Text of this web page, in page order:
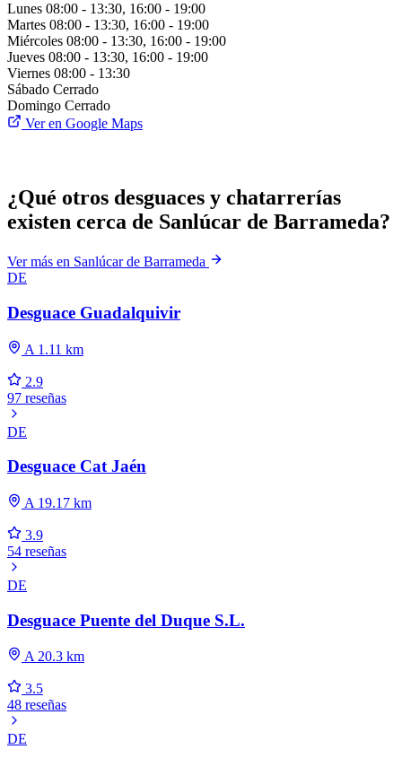
Lunes 08:00 - 13:30, 16:00 - 19:00
Martes 08:00 - 13:30, 16:00 - 19:00
Miércoles 08:00 - 13:30, 16:00 - 19:00
Jueves 08:00 - 13:30, 16:00 - 19:00
Viernes 08:00 - 13:30
Sábado Cerrado
Domingo Cerrado
Ver en Google Maps
¿Qué otros desguaces y chatarrerías
existen cerca de Sanlúcar de Barrameda?
Ver más en Sanlúcar de Barrameda
DE
Desguace Guadalquivir
A 1.11 km
2.9
97 reseñas
DE
Desguace Cat Jaén
A 19.17 km
3.9
54 reseñas
DE
Desguace Puente del Duque S.L.
A 20.3 km
3.5
48 reseñas
DE